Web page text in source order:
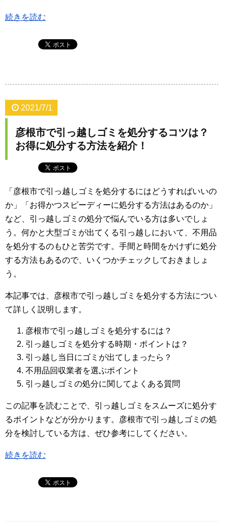
続きを読む
2021/7/1
彦根市で引っ越しゴミを処分するコツは？
お得に処分する方法を紹介！
「彦根市で引っ越しゴミを処分するにはどうすればいいの
か」「お得かつスピーディーに処分する方法はあるのか」
など、引っ越しゴミの処分で悩んでいる方は多いでしょ
う。何かと大型ゴミが出てくる引っ越しにおいて、不用品
を処分するのもひと苦労です。手間と時間をかけずに処分
する方法もあるので、いくつかチェックしておきましょ
う。
本記事では、彦根市で引っ越しゴミを処分する方法につい
て詳しく説明します。
彦根市で引っ越しゴミを処分するには？
引っ越しゴミを処分する時期・ポイントは？
引っ越し当日にゴミが出てしまったら？
不用品回収業者を選ぶポイント
引っ越しゴミの処分に関してよくある質問
この記事を読むことで、引っ越しゴミをスムーズに処分す
るポイントなどが分かります。彦根市で引っ越しゴミの処
分を検討している方は、ぜひ参考にしてください。
続きを読む